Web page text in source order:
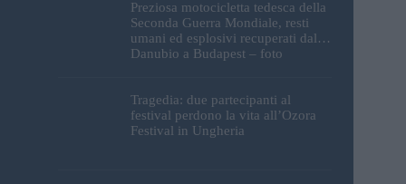
Preziosa motocicletta tedesca della
Seconda Guerra Mondiale, resti
umani ed esplosivi recuperati dal
Danubio a Budapest – foto
Tragedia: due partecipanti al
festival perdono la vita all’Ozora
Festival in Ungheria